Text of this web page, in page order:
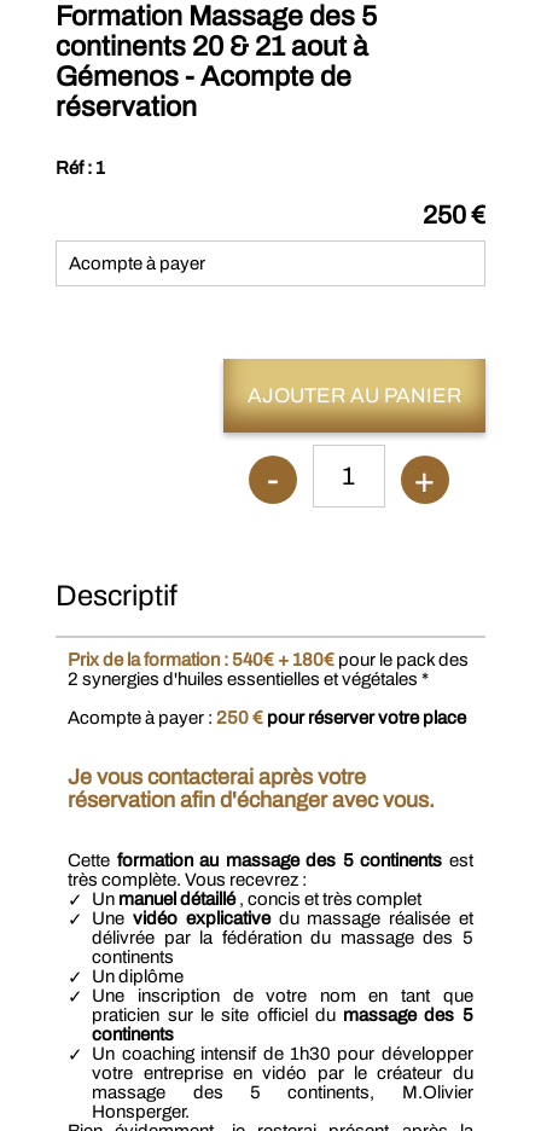
Formation Massage des 5
continents 20 & 21 aout à
Gémenos - Acompte de
réservation
Réf : 1
250 €
Acompte à payer
AJOUTER AU PANIER
- 1 +
Descriptif
Prix ​​de la formation : 540€ + 180€ pour le pack des
2 synergies d'huiles essentielles et végétales *
Acompte à payer :250 € pour réserver votre place
Je vous contacterai après votre
réservation afin d'échanger avec vous.
Cette formation au massage des 5 continents est
très complète. Vous recevrez :
Un manuel détaillé, concis et très complet
Une vidéo explicativedu massage réalisée et
délivrée par la fédération du massage des 5
continents
Un diplôme
Une inscription de votre nom en tant que
praticien sur le site officiel du massage des 5
continents
Un coaching intensif de 1h30 pour développer
votre entreprise en vidéo par le créateur du
massage des 5 continents, M.Olivier
Honsperger.